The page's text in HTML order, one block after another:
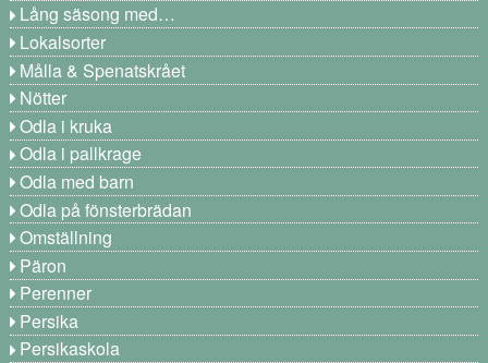
Lång säsong med…
Lokalsorter
Målla & Spenatskrået
Nötter
Odla i kruka
Odla i pallkrage
Odla med barn
Odla på fönsterbrädan
Omställning
Päron
Perenner
Persika
Persikaskola